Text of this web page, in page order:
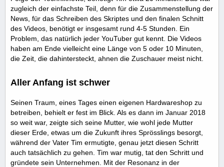
zugleich der einfachste Teil, denn für die Zusammenstellung der
News, für das Schreiben des Skriptes und den finalen Schnitt
des Videos, benötigt er insgesamt rund 4-5 Stunden. Ein
Problem, das natürlich jeder YouTuber gut kennt. Die Videos
haben am Ende vielleicht eine Länge von 5 oder 10 Minuten,
die Zeit, die dahintersteckt, ahnen die Zuschauer meist nicht.
Aller Anfang ist schwer
Seinen Traum, eines Tages einen eigenen Hardwareshop zu
betreiben, behielt er fest im Blick. Als es dann im Januar 2018
so weit war, zeigte sich seine Mutter, wie wohl jede Mutter
dieser Erde, etwas um die Zukunft ihres Sprösslings besorgt,
während der Vater Tim ermutigte, genau jetzt diesen Schritt
auch tatsächlich zu gehen. Tim war mutig, tat den Schritt und
gründete sein Unternehmen. Mit der Resonanz in der